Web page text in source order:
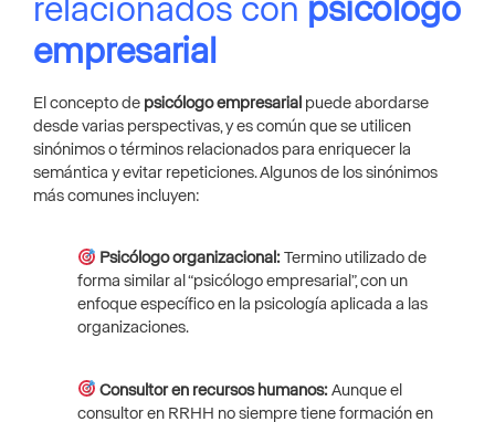
relacionados con psicólogo
empresarial
El concepto de psicólogo empresarial puede abordarse
desde varias perspectivas, y es común que se utilicen
sinónimos o términos relacionados para enriquecer la
semántica y evitar repeticiones. Algunos de los sinónimos
más comunes incluyen:
Psicólogo organizacional: Termino utilizado de
forma similar al “psicólogo empresarial”, con un
enfoque específico en la psicología aplicada a las
organizaciones.
Consultor en recursos humanos: Aunque el
consultor en RRHH no siempre tiene formación en